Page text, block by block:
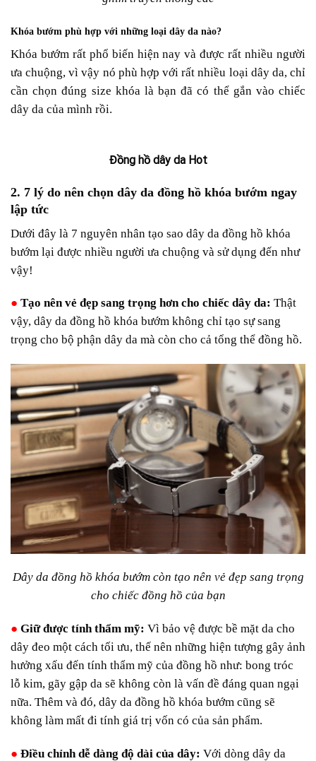
Khóa bướm phù hợp với những loại dây da nào?
Khóa bướm rất phổ biến hiện nay và được rất nhiều người
ưa chuộng, vì vậy nó phù hợp với rất nhiều loại dây da, chỉ
cần chọn đúng size khóa là bạn đã có thể gắn vào chiếc
dây da của mình rồi.
Đồng hồ dây da Hot
2. 7 lý do nên chọn dây da đồng hồ khóa bướm ngay
lập tức
Dưới đây là 7 nguyên nhân tạo sao dây da đồng hồ khóa
bướm lại được nhiều người ưa chuộng và sử dụng đến như
vậy!
● Tạo nên vẻ đẹp sang trọng hơn cho chiếc dây da: Thật
vậy, dây da đồng hồ khóa bướm không chỉ tạo sự sang
trọng cho bộ phận dây da mà còn cho cả tổng thể đồng hồ.
Dây da đồng hồ khóa bướm còn tạo nên vẻ đẹp sang trọng
cho chiếc đồng hồ của bạn
● Giữ được tính thẩm mỹ: Vì bảo vệ được bề mặt da cho
dây đeo một cách tối ưu, thế nên những hiện tượng gây ảnh
hưởng xấu đến tính thẩm mỹ của đồng hồ như: bong tróc
lỗ kim, gãy gập da sẽ không còn là vấn đề đáng quan ngại
nữa. Thêm và đó, dây da đồng hồ khóa bướm cũng sẽ
không làm mất đi tính giá trị vốn có của sản phẩm.
● Điều chỉnh dễ dàng độ dài của dây: Với dòng dây da